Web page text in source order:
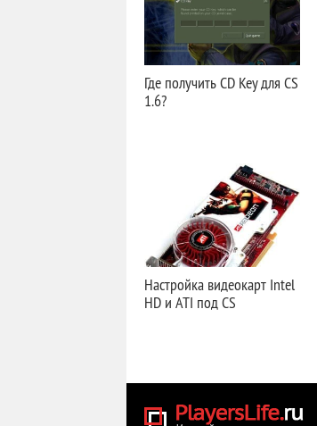
Где получить CD Key для CS
1.6?
Настройка видеокарт Intel
HD и ATI под CS